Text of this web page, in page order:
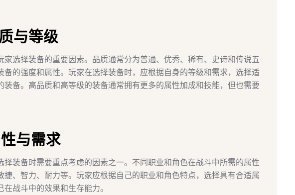
与等级
家选择装备的重要因素。品质通常分为普通、优秀、稀有、史诗和传说五
备的强度和属性。玩家在选择装备时，应根据自身的等级和需求，选择适
装备。高品质和高等级的装备通常拥有更多的属性加成和技能，但也需要
与需求
择装备时需要重点考虑的因素之一。不同职业和角色在战斗中所需的属性
捷、智力、耐力等。玩家应根据自己的职业和角色特点，选择具有合适属
战斗中的效果和生存能力。